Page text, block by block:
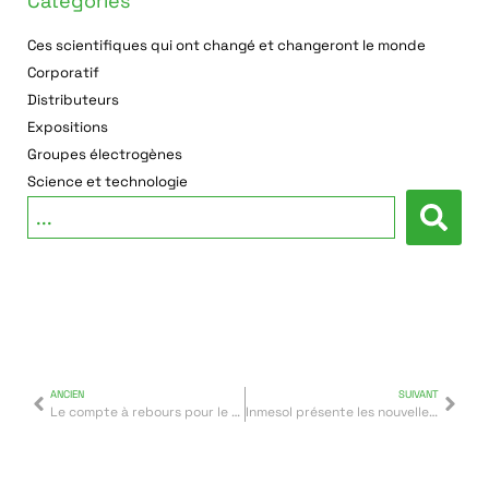
Ces scientifiques qui ont changé et changeront le monde
Corporatif
Distributeurs
Expositions
Groupes électrogènes
Science et technologie
ANCIEN
Le compte à rebours pour le FORUM ASEAMAC 2020 à commencé
SUIVANT
Inmesol présente les nouvelles gammes STAGE V